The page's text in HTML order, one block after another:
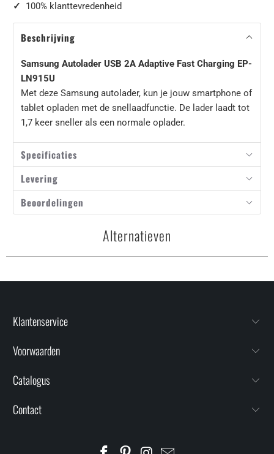
✓ 100% klanttevredenheid
Beschrijving
Samsung Autolader USB 2A Adaptive Fast Charging EP-
LN915U
Met deze Samsung autolader, kun je jouw smartphone of
tablet opladen met de snellaadfunctie. De lader laadt tot
1,7 keer sneller als een normale oplader.
Specificaties
Levering
Beoordelingen
Alternatieven
Klantenservice
Voorwaarden
Catalogus
Contact